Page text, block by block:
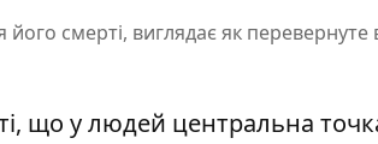
смерті, виглядає як перевернуте
що у людей центральна точка